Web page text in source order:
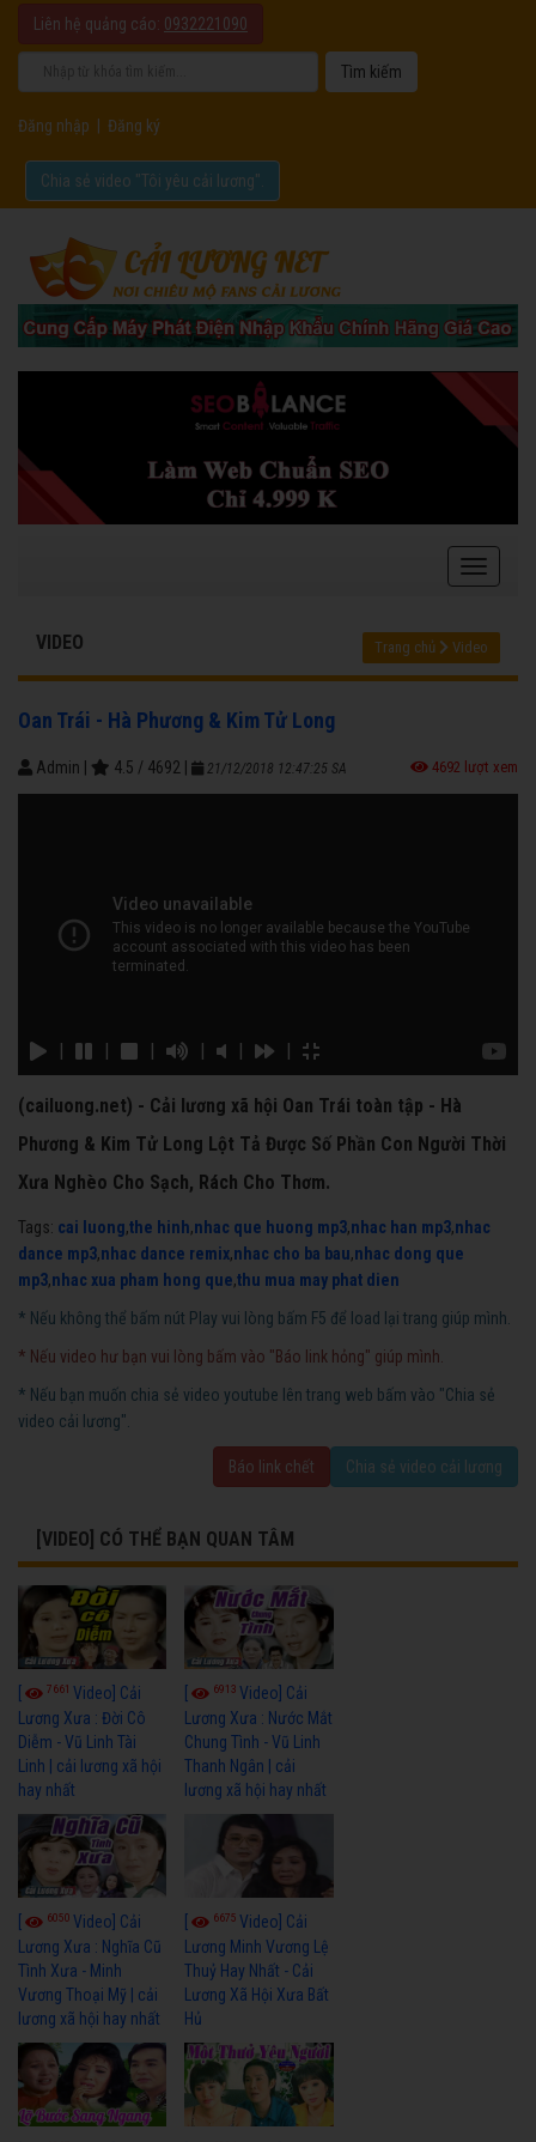
Liên hệ quảng cáo: 0932221090
Đăng nhập Đăng ký
Chia sẻ video "Tôi yêu cải lương".
VIDEO Trang chủ Video
Oan Trái - Hà Phương & Kim Tử Long
Admin 4.5 / 4692 21/12/2018 12:47:25 SA 4692 lượt xem
(cailuong.net) - Cải lương xã hội Oan Trái toàn tập - Hà
Phương & Kim Tử Long Lột Tả Được Số Phần Con Người Thời
Xưa Nghèo Cho Sạch, Rách Cho Thơm.
Tags: cai luong,the hinh,nhac que huong mp3,nhac han mp3,nhac
dance mp3,nhac dance remix,nhac cho ba bau,nhac dong que
mp3,nhac xua pham hong que,thu mua may phat dien
* Nếu không thể bấm nút Play vui lòng bấm F5 để load lại trang giúp mình.
* Nếu video hư bạn vui lòng bấm vào "Báo link hỏng" giúp mình.
* Nếu bạn muốn chia sẻ video youtube lên trang web bấm vào "Chia sẻ
video cải lương".
Báo link chết Chia sẻ video cải lương
[VIDEO] CÓ THỂ BẠN QUAN TÂM
7661 Video] Cải
Lương Xưa : Đời Cô
Diễm - Vũ Linh Tài
Linh | cải lương xã hội
hay nhất
6913Video] Cải
Lương Xưa : Nước Mắt
Chung Tình - Vũ Linh
Thanh Ngân | cải
lương xã hội hay nhất
6050 Video] Cải
Lương Xưa : Nghĩa Cũ
Tình Xưa - Minh
Vương Thoại Mỹ | cải
lương xã hội hay nhất
6675Video] Cải
Lương Minh Vương Lệ
Thuỷ Hay Nhất - Cải
Lương Xã Hội Xưa Bất
Hủ